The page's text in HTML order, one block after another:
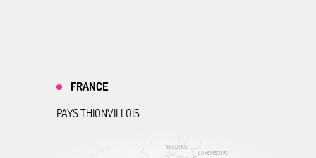
BELGIQUE
LUXEMBOURG
FRANCE
PAYS THIONVILLOIS